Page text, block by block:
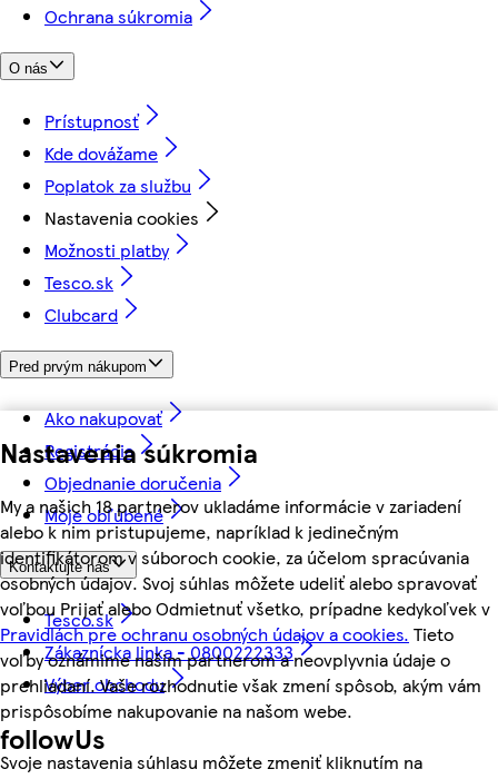
Nastavenia súkromia
My a našich 18 partnerov ukladáme informácie v zariadení
alebo k nim pristupujeme, napríklad k jedinečným
identifikátorom v súboroch cookie, za účelom spracúvania
osobných údajov. Svoj súhlas môžete udeliť alebo spravovať
voľbou Prijať alebo Odmietnuť všetko, prípadne kedykoľvek v
Pravidlách pre ochranu osobných údajov a cookies. Tieto
voľby oznámime našim partnerom a neovplyvnia údaje o
prehliadaní. Vaše rozhodnutie však zmení spôsob, akým vám
prispôsobíme nakupovanie na našom webe.
Svoje nastavenia súhlasu môžete zmeniť kliknutím na
Ochrana súkromia
O nás
Prístupnosť
Kde dovážame
Poplatok za službu
Nastavenia cookies
Možnosti platby
Tesco.sk
Clubcard
Pred prvým nákupom
Ako nakupovať
Registrácia
Objednanie doručenia
Moje obľúbené
Kontaktujte nás
Tesco.sk
Zákaznícka linka - 0800222333
Výber obchodu
followUs